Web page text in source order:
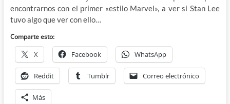
encontrarnos con el primer «estilo Marvel», a ver si Stan Lee
tuvo algo que ver con ello…
Comparte esto:
X Facebook WhatsApp
Reddit Tumblr Correo electrónico
Más